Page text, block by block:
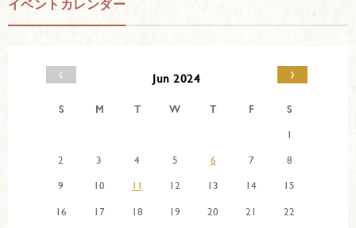
イベントカレンダー
‹ Jun 2024 ›
S M T W T F
S
1
2
3 4 5 6 7
8
9
10 11 12 13 14
15
16
17 18 19 20 21
22